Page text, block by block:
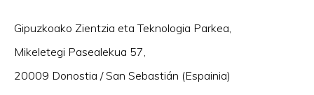
Gipuzkoako Zientzia eta Teknologia Parkea,
Mikeletegi Pasealekua 57,
20009 Donostia / San Sebastián (Espainia)